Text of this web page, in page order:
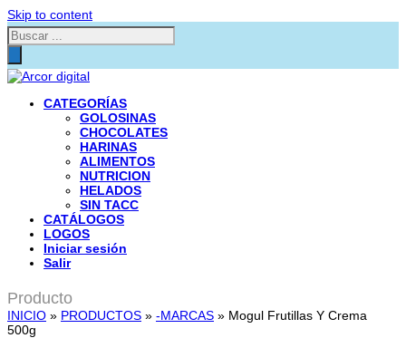
Skip to content
Búsqueda
de
productos
CATEGORÍAS
GOLOSINAS
CHOCOLATES
HARINAS
ALIMENTOS
NUTRICION
HELADOS
SIN TACC
CATÁLOGOS
LOGOS
Iniciar sesión
Salir
Producto
INICIO » PRODUCTOS » -MARCAS » Mogul Frutillas Y Crema
500g